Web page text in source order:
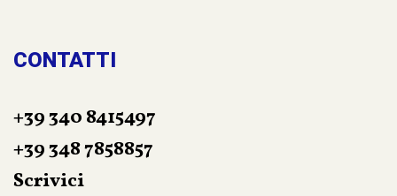
CONTATTI
+39 340 8415497
+39 348 7858857
Scrivici